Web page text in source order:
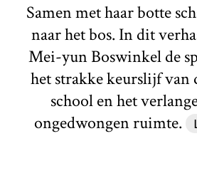
Samen met haar botte
naar het bos. In dit
Mei-yun Boswinkel de
het strakke keurslijf van
school en het
ongedwongen ruimte.